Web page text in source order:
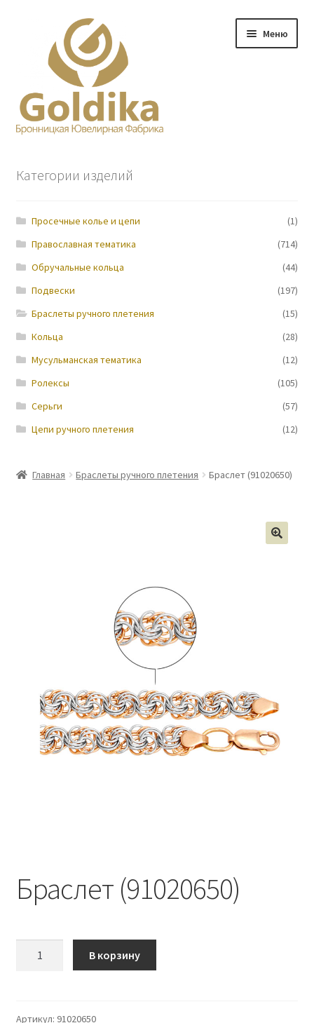
навигации
содержимому
Меню
Прайс-лист
Контакты
Новости
Категории изделий
Просечные колье и цепи
(1)
Православная тематика
(714)
Обручальные кольца
(44)
Подвески
(197)
Браслеты ручного плетения
(15)
Кольца
(28)
Мусульманская тематика
(12)
Ролексы
(105)
Серьги
(57)
Цепи ручного плетения
(12)
Главная Браслеты ручного плетения Браслет (91020650)
Браслет (91020650)
В корзину
Артикул: 91020650